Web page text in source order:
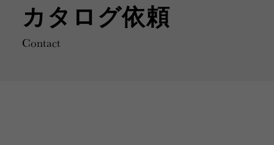
獣医科
他科
滅菌トレー
医療機関等との
関係の
カタログ依頼
Contact